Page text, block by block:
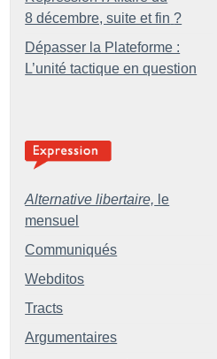
8 décembre, suite et fin ?
Dépasser la Plateforme :
L’unité tactique en question
Alternative libertaire, le
mensuel
Communiqués
Webditos
Tracts
Argumentaires